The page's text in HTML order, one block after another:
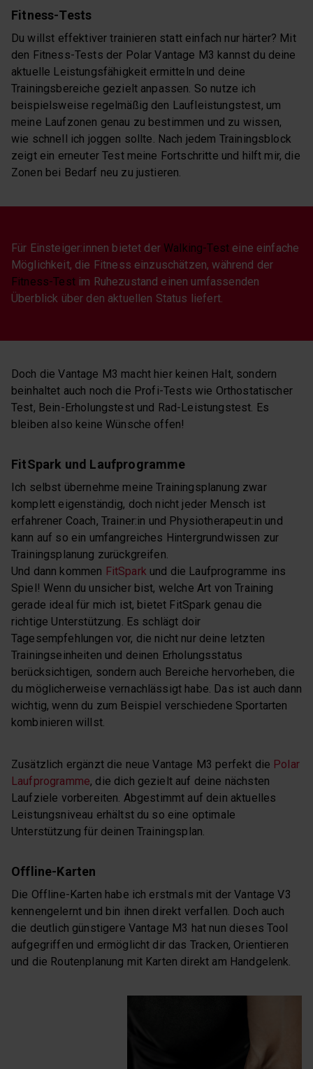
Fitness-Tests
Du willst effektiver trainieren statt einfach nur härter? Mit
den Fitness-Tests der Polar Vantage M3 kannst du deine
aktuelle Leistungsfähigkeit ermitteln und deine
Trainingsbereiche gezielt anpassen. So nutze ich
beispielsweise regelmäßig den Laufleistungstest, um
meine Laufzonen genau zu bestimmen und zu wissen,
wie schnell ich joggen sollte. Nach jedem Trainingsblock
zeigt ein erneuter Test meine Fortschritte und hilft mir, die
Zonen bei Bedarf neu zu justieren.
Für Einsteiger:innen bietet der Walking-Test eine einfache
Möglichkeit, die Fitness einzuschätzen, während der
Fitness-Testim Ruhezustand einen umfassenden
Überblick über den aktuellen Status liefert.
Doch die Vantage M3 macht hier keinen Halt, sondern
beinhaltet auch noch die Profi-Tests wie Orthostatischer
Test, Bein-Erholungstest und Rad-Leistungstest. Es
bleiben also keine Wünsche offen!
FitSpark und Laufprogramme
Ich selbst übernehme meine Trainingsplanung zwar
komplett eigenständig, doch nicht jeder Mensch ist
erfahrener Coach, Trainer:in und Physiotherapeut:in und
kann auf so ein umfangreiches Hintergrundwissen zur
Trainingsplanung zurückgreifen.
Und dann kommen FitSpark und die Laufprogramme ins
Spiel! Wenn du unsicher bist, welche Art von Training
gerade ideal für mich ist, bietet FitSpark genau die
richtige Unterstützung. Es schlägt doir
Tagesempfehlungen vor, die nicht nur deine letzten
Trainingseinheiten und deinen Erholungsstatus
berücksichtigen, sondern auch Bereiche hervorheben, die
du möglicherweise vernachlässigt habe. Das ist auch dann
wichtig, wenn du zum Beispiel verschiedene Sportarten
kombinieren willst.
Zusätzlich ergänzt die neue Vantage M3 perfekt die Polar
Laufprogramme, die dich gezielt auf deine nächsten
Laufziele vorbereiten. Abgestimmt auf dein aktuelles
Leistungsniveau erhältst du so eine optimale
Unterstützung für deinen Trainingsplan.
Offline-Karten
Die Offline-Karten habe ich erstmals mit der Vantage V3
kennengelernt und bin ihnen direkt verfallen. Doch auch
die deutlich günstigere Vantage M3 hat nun dieses Tool
aufgegriffen und ermöglicht dir das Tracken, Orientieren
und die Routenplanung mit Karten direkt am Handgelenk.